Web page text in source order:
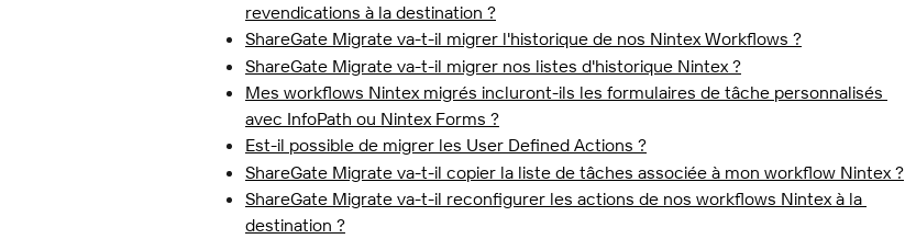
revendications à la destination ?
ShareGate Migrate va-t-il migrer l'historique de nos Nintex Workflows ?
ShareGate Migrate va-t-il migrer nos listes d'historique Nintex ?
Mes workflows Nintex migrés incluront-ils les formulaires de tâche personnalisés
avec InfoPath ou Nintex Forms ?
Est-il possible de migrer les User Defined Actions ?
ShareGate Migrate va-t-il copier la liste de tâches associée à mon workflow Nintex ?
ShareGate Migrate va-t-il reconfigurer les actions de nos workflows Nintex à la
destination ?